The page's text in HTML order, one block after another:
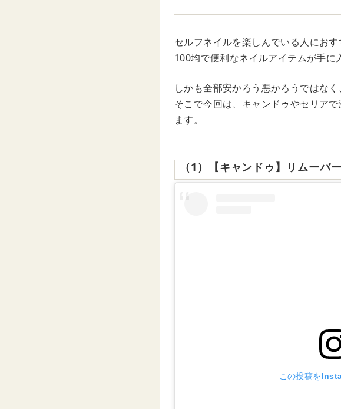
セルフネイルを楽しんでいる人にお
100均で便利なネイルアイテムが手に
しかも全部安かろう悪かろうではな
そこで今回は、キャンドゥやセリア
ます。
（1）【キャンドゥ】リムーバ
この投稿を